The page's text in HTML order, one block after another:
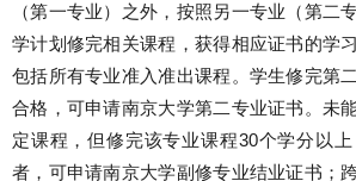
（第一专业）之外，按照另一专业（第二
学计划修完相关课程，获得相应证书的学
包括所有专业准入准出课程。学生修完第
合格，可申请南京大学第二专业证书。未
定课程，但修完该专业课程30个学分以
者，可申请南京大学副修专业结业证书；